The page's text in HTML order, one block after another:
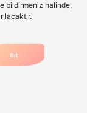
bildirmeniz halinde,